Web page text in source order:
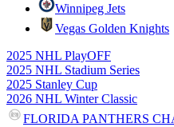
Winnipeg Jets
Vegas Golden Knights
2025 NHL PlayOFF
2025 NHL Stadium Series
2025 Stanley Cup
2026 NHL Winter Classic
FLORIDA PANTHERS